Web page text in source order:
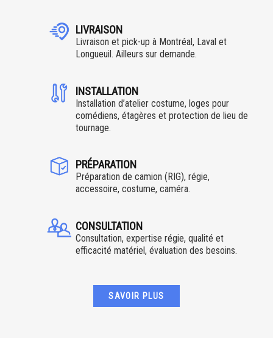
LIVRAISON
Livraison et pick-up à Montréal, Laval et
Longueuil. Ailleurs sur demande.
INSTALLATION
Installation d’atelier costume, loges pour
comédiens, étagères et protection de lieu de
tournage.
PRÉPARATION
Préparation de camion (RIG), régie,
accessoire, costume, caméra.
CONSULTATION
Consultation, expertise régie, qualité et
efficacité matériel, évaluation des besoins.
SAVOIR PLUS